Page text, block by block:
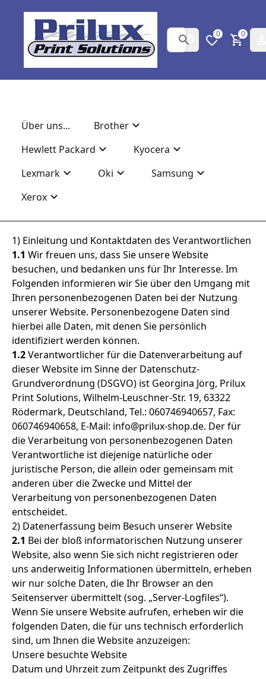
0 0
Über uns...
Brother
Hewlett Packard
Kyocera
Lexmark
Oki
Samsung
Xerox
1) Einleitung und Kontaktdaten des Verantwortlichen
1.1 Wir freuen uns, dass Sie unsere Website
besuchen, und bedanken uns für Ihr Interesse. Im
Folgenden informieren wir Sie über den Umgang mit
Ihren personenbezogenen Daten bei der Nutzung
unserer Website. Personenbezogene Daten sind
hierbei alle Daten, mit denen Sie persönlich
identifiziert werden können.
1.2Verantwortlicher für die Datenverarbeitung auf
dieser Website im Sinne der Datenschutz-
Grundverordnung (DSGVO) ist Georgina Jörg, Prilux
Print Solutions, Wilhelm-Leuschner-Str. 19, 63322
Rödermark, Deutschland, Tel.: 060746940657, Fax:
060746940658, E-Mail: info@prilux-shop.de. Der für
die Verarbeitung von personenbezogenen Daten
Verantwortliche ist diejenige natürliche oder
juristische Person, die allein oder gemeinsam mit
anderen über die Zwecke und Mittel der
Verarbeitung von personenbezogenen Daten
entscheidet.
2) Datenerfassung beim Besuch unserer Website
2.1 Bei der bloß informatorischen Nutzung unserer
Website, also wenn Sie sich nicht registrieren oder
uns anderweitig Informationen übermitteln, erheben
wir nur solche Daten, die Ihr Browser an den
Seitenserver übermittelt (sog. „Server-Logfiles“).
Wenn Sie unsere Website aufrufen, erheben wir die
folgenden Daten, die für uns technisch erforderlich
sind, um Ihnen die Website anzuzeigen:
Unsere besuchte Website
Datum und Uhrzeit zum Zeitpunkt des Zugriffes